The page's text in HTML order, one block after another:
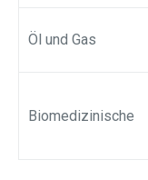
Öl und Gas
Biomedizinische